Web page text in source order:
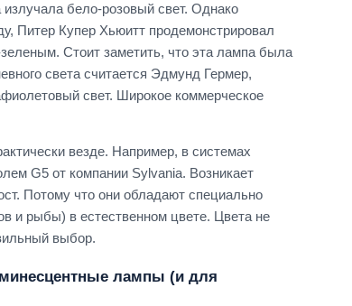
бело-розовый свет. Однако
Питер Купер Хьюитт продемонстрировал
Стоит заметить, что эта лампа была
света считается Эдмунд Гермер,
свет. Широкое коммерческое
везде. Например, в системах
G5 от компании Sylvania. Возникает
Потому что они обладают специально
и рыбы) в естественном цвете. Цвета не
выбор.
лампы (и для